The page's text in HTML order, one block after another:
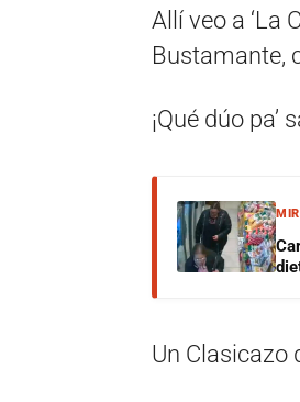
Allí veo a ‘La
Bustamante,
¡Qué dúo pa’
Un Clasicazo